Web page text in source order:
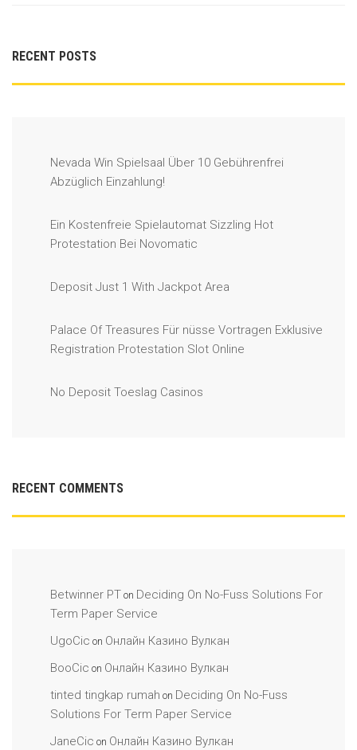
RECENT POSTS
Nevada Win Spielsaal Über 10 Gebührenfrei
Abzüglich Einzahlung!
Ein Kostenfreie Spielautomat Sizzling Hot
Protestation Bei Novomatic
Deposit Just 1 With Jackpot Area
Palace Of Treasures Für nüsse Vortragen Exklusive
Registration Protestation Slot Online
No Deposit Toeslag Casinos
RECENT COMMENTS
Betwinner PT on Deciding On No-Fuss Solutions For
Term Paper Service
UgoCic on Онлайн Казино Вулкан
BooCic on Онлайн Казино Вулкан
tinted tingkap rumah on Deciding On No-Fuss
Solutions For Term Paper Service
JaneCic on Онлайн Казино Вулкан